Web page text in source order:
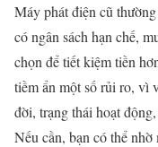
Máy phát điện cũ
có ngân sách hạn chế,
chọn để tiết kiệm tiền
tiềm ẩn một số rủi ro, vì
đời, trạng thái hoạt
Nếu cần, bạn có thể